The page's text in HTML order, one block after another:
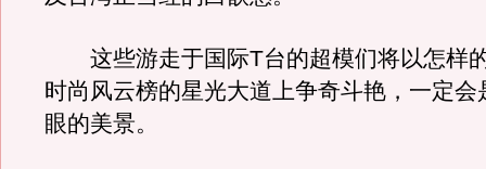
这些游走于国际T台的超模们将以怎样
时尚风云榜的星光大道上争奇斗艳，一定会
眼的美景。